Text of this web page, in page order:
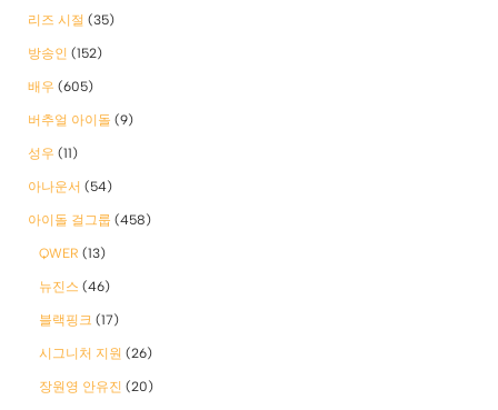
리즈 시절 (35)
방송인 (152)
배우 (605)
버추얼 아이돌 (9)
성우 (11)
아나운서 (54)
아이돌 걸그룹 (458)
QWER (13)
뉴진스 (46)
블랙핑크 (17)
시그니처 지원 (26)
장원영 안유진 (20)